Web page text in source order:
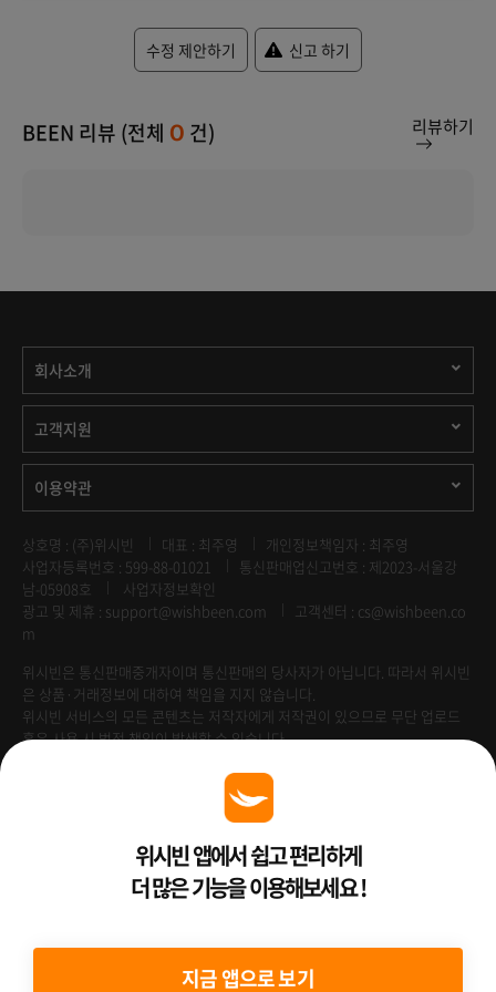
수정 제안하기 신고 하기
BEEN 리뷰 (전체 0 건) 리뷰하기
회사소개
고객지원
이용약관
상호명 : (주)위시빈 대표 : 최주영
개인정보책임자 : 최주영
사업자등록번호 : 599-88-01021
통신판매업신고번호 : 제2023-서울강
남-05908호
사업자정보확인
광고 및 제휴 : support@wishbeen.com
고객센터 : cs@wishbeen.co
m
위시빈은 통신판매중개자이며 통신판매의 당사자가 아닙니다. 따라서 위시빈
은 상품·거래정보에 대하여 책임을 지지 않습니다.
위시빈 서비스의 모든 콘텐츠는 저작자에게 저작권이 있으므로 무단 업로드
혹은 사용 시 법적 책임이 발생할 수 있습니다.
Venture Enterprise위시빈 앱에서 쉽고 편리하게
더 많은 기능을 이용해보세요 !
지금 앱으로 보기